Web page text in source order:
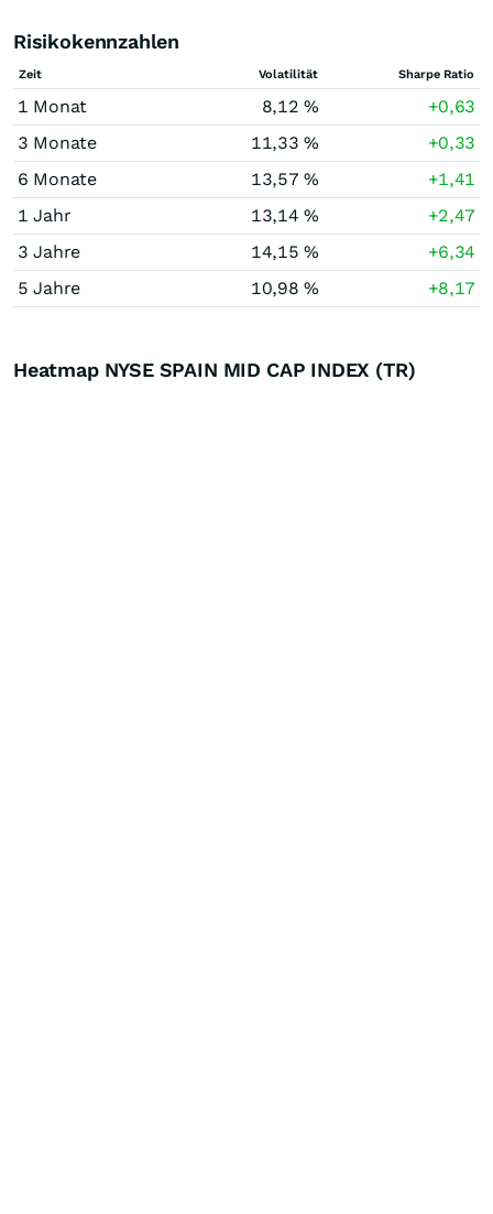
Risikokennzahlen
Zeit Volatilität Sharpe Ratio
1 Monat 8,12 %
+0,63
3 Monate
11,33 %
+0,33
6 Monate
13,57 %
+1,41
1 Jahr
13,14 %
+2,47
3 Jahre
14,15 %
+6,34
5 Jahre
10,98 % +8,17
Heatmap NYSE SPAIN MID CAP INDEX (TR)